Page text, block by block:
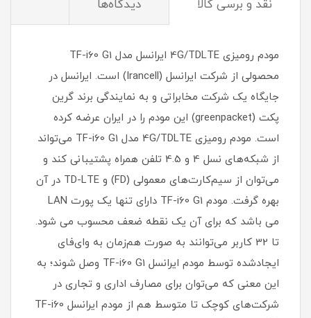
نقد و برسی کالا دیدگاه‌ها
مودم رومیزی 4G/TDLTE ایرانسل مدل TF-i60 G1
محصولی از شرکت ایرانسل (Irancell) است. ایرانسل در
جایگاه یک شرکت مخابراتی و به نمایندگی برند گرین
پکت (greenpacket) این مودم را در ایران عرضه کرده‌
است. مودم رومیزی 4G/TDLTE مدل TF-i60 G1 می‌تواند
از شبکه‌های نسل 4 و 4.5 تلفن همراه پشتیبانی کند و
می‌توان از سیم‌کارت‌های معمولی (FD) و TD-LTE در آن
بهره گرفت. مودم TF-i60 G1 دارای تنها یک پورت LAN
می باشد که برای آن یک نقطه ضعف محسوب می شود.
تا 32 کاربر می‌توانند به صورت هم‌زمان به وای‌فای
ایجادشده توسط مودم ایرانسل TF-i60 G1 وصل شوند؛ به
این معنی که می‌توان برای مصارف اداری و تجاری در
شرکت‌های کوچک تا متوسط هم از مودم ایرانسل TF-i60